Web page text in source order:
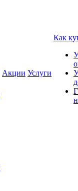
Акции Услуги
Как